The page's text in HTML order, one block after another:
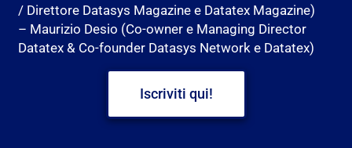
/ Direttore Datasys Magazine e Datatex Magazine)
– Maurizio Desio (Co-owner e Managing Director
Datatex & Co-founder Datasys Network e Datatex)
Iscriviti qui!